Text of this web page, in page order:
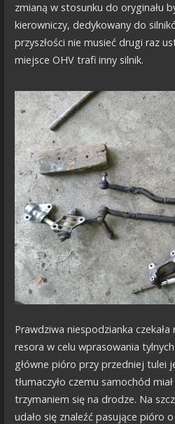
zmianą w stosunku do oryginału
kierowniczy, dedykowany do
przyszłości nie musieć drugi raz
miejsce OHV trafi inny silnik.
Prawdziwa niespodzianka
resora w celu wprasowania
główne pióro przy przedniej tulei
tłumaczyło czemu samochód
trzymaniem się na drodze. Na
udało się znaleźć pasujące pióro